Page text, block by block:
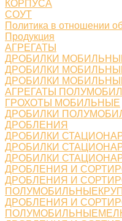
КОРПУСА
СОУТ
Политика в отношении
Продукция
АГРЕГАТЫ
ДРОБИЛКИ
ДРОБИЛКИ
ДРОБИЛКИ
АГРЕГАТЫ
ГРОХОТЫ МОБИЛЬНЫЕ
ДРОБИЛКИ
ДРОБЛЕНИЯ
ДРОБИЛКИ
ДРОБИЛКИ
ДРОБИЛКИ
ДРОБЛЕНИЯ И
ДРОБЛЕНИЯ И
ДРОБЛЕНИЯ И